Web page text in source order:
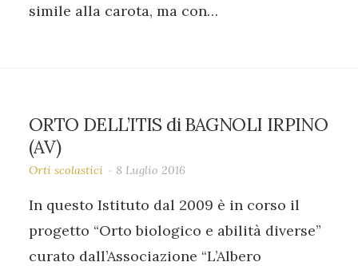
simile alla carota, ma con…
ORTO DELL’ITIS di BAGNOLI IRPINO
(AV)
Orti scolastici 8 Luglio 2016
In questo Istituto dal 2009 è in corso il
progetto “Orto biologico e abilità diverse”
curato dall’Associazione “L’Albero